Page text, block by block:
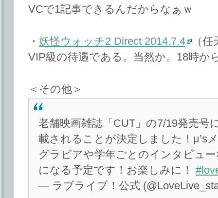
VCで1記事できるんだからなぁｗ
・ 妖怪ウォッチ2 Direct 2014.7.4
（
VIP級の待遇である。当然か。18時か
＜その他＞
老舗映画雑誌「CUT」の7/19発売号
載されることが決定しました！μ’s
グラビアや学年ごとのインタビュ
になる予定です！お楽しみに！
— ラブライブ！公式